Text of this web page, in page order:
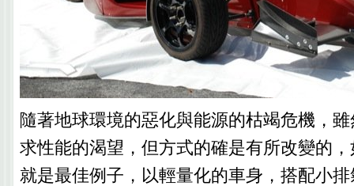
隨著地球環境的惡化與能源的枯竭危機，
求性能的渴望，但方式的確是有所改變的
就是最佳例子，以輕量化的車身，搭配小